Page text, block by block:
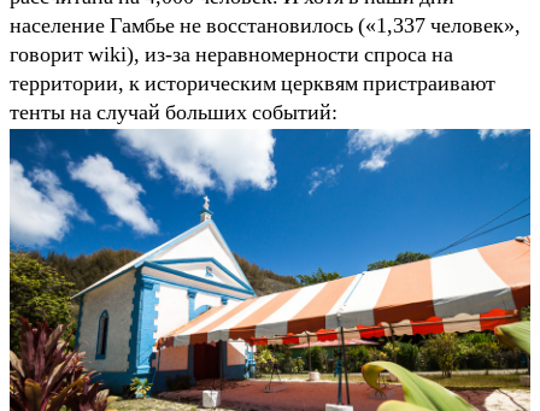
население Гамбье не восстановилось («1,337 человек»,
говорит wiki), из-за неравномерности спроса на
территории, к историческим церквям пристраивают
тенты на случай больших событий: